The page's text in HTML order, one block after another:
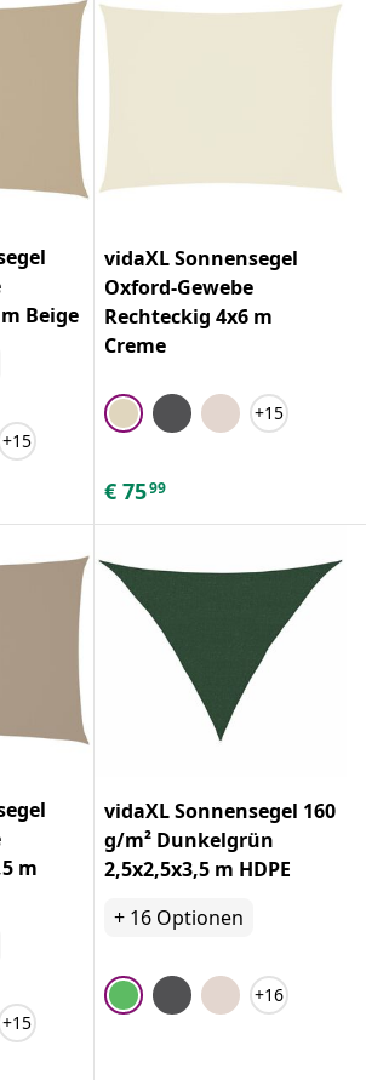
Beige
+15
vidaXL Sonnensegel
Oxford-Gewebe
Rechteckig 4x6 m
Creme
+15
€ 7599
m
+15
vidaXL Sonnensegel 160
g/m² Dunkelgrün
2,5x2,5x3,5 m HDPE
+ 16 Optionen
+16